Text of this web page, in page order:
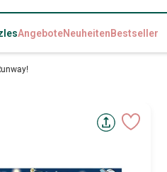
AngeboteNeuheitenBestseller